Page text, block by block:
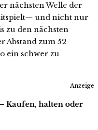
nächsten Welle der
und nicht nur
zu den nächsten
Abstand zum 52-
ein schwer zu
Anzeige
Kaufen, halten oder